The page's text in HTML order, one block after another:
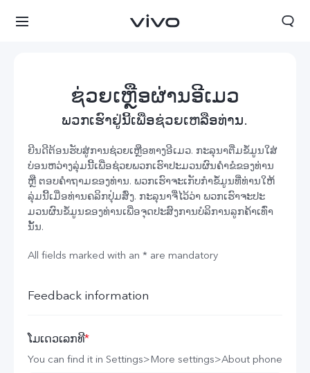
ຊ່ວຍເຫຼືອຜ່ານອີເມວ
ພວກເຮົາຢູ່ນີ້ເພື່ອຊ່ວຍເຫລືອທ່ານ.
ຍີນ​ດີ​ຕ້ອນ​ຮັບ​ສູ່​ການ​ຊ່ວຍ​ເຫຼືອ​ທາງ​ອີ​ເມວ. ກະ​ລຸ​ນາ​ຕື່ມ​ຂໍ້​ມູນ​ໃສ່​
ບ່ອນ​ຫວ່າງ​ລຸ່ມ​ນີ້​ເພື່ອ​ຊ່ວຍ​ພວກ​ເຮົາ​ປະ​ມວນ​ຜົນ​ຄຳ​ຂໍ​ຂອງ​ທ່ານ
ຫຼື ຕອບ​ຄຳ​ຖາມ​ຂອງ​ທ່ານ. ພວກ​ເຮົາ​ຈະ​ເກັບ​ກຳ​ຂໍ້​ມູນ​ທີ່​ທ່ານ​ໃຫ້​
ລຸ່ມ​ນີ້​ເມື່ອ​ທ່ານ​ຄ​ລິກ​ປຸ່ມ​ສົ່ງ. ກະ​ລຸ​ນາ​ຈື່​ໄ​ວ້​ວ່າ ພວກ​ເຮົາ​ຈະ​ປະ​
ມວນ​ຜົນ​ຂໍ້​ມູນ​ຂອງ​ທ່ານ​ເພື່ອ​ຈຸດ​ປະ​ສົງ​ການບໍ​ລິ​ການ​ລູກ​ຄ້າເທົ່າ​
ນັ້ນ.
All fields marked with an * are mandatory
Feedback information
ໂມເດວເລກທີ*
You can find it in Settings>More settings>About phone